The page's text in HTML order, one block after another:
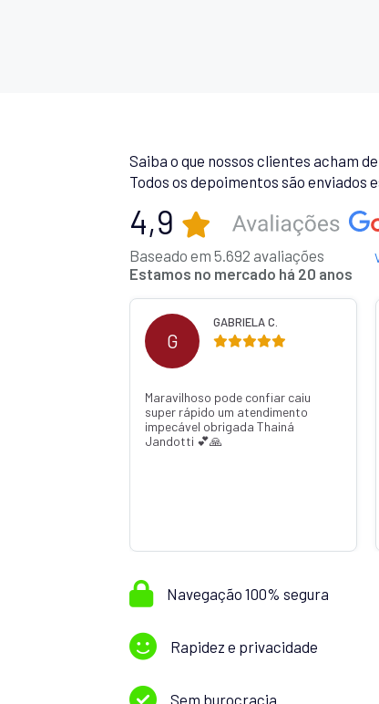
Saiba o que nossos clientes acham
Todos os depoimentos são enviados
4,9
Baseado em 5.692 avaliações
Estamos no mercado há 20 anos
G
GABRIELA C.
Maravilhoso pode confiar caiu
super rápido um atendimento
impecável obrigada Thainá
Jandotti 💕🙏
Navegação 100% segura
Rapidez e privacidade
Sem burocracia